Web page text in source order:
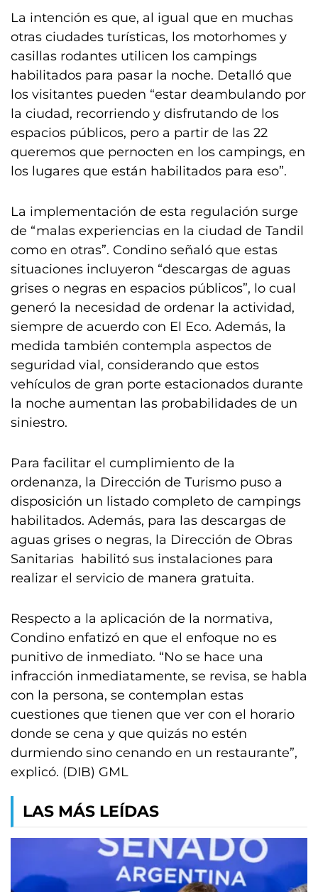
La intención es que, al igual que en muchas
otras ciudades turísticas, los motorhomes y
casillas rodantes utilicen los campings
habilitados para pasar la noche. Detalló que
los visitantes pueden “estar deambulando por
la ciudad, recorriendo y disfrutando de los
espacios públicos, pero a partir de las 22
queremos que pernocten en los campings, en
los lugares que están habilitados para eso”.
La implementación de esta regulación surge
de “malas experiencias en la ciudad de Tandil
como en otras”. Condino señaló que estas
situaciones incluyeron “descargas de aguas
grises o negras en espacios públicos”, lo cual
generó la necesidad de ordenar la actividad,
siempre de acuerdo con El Eco. Además, la
medida también contempla aspectos de
seguridad vial, considerando que estos
vehículos de gran porte estacionados durante
la noche aumentan las probabilidades de un
siniestro.
Para facilitar el cumplimiento de la
ordenanza, la Dirección de Turismo puso a
disposición un listado completo de campings
habilitados. Además, para las descargas de
aguas grises o negras, la Dirección de Obras
Sanitarias habilitó sus instalaciones para
realizar el servicio de manera gratuita.
Respecto a la aplicación de la normativa,
Condino enfatizó en que el enfoque no es
punitivo de inmediato. “No se hace una
infracción inmediatamente, se revisa, se habla
con la persona, se contemplan estas
cuestiones que tienen que ver con el horario
donde se cena y que quizás no estén
durmiendo sino cenando en un restaurante”,
explicó. (DIB) GML
LAS MÁS LEÍDAS